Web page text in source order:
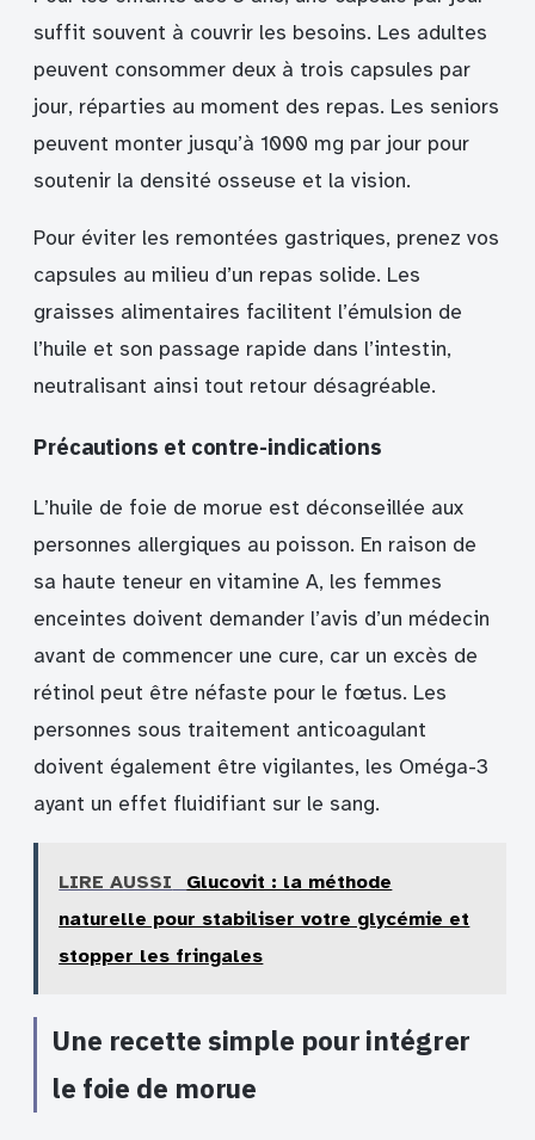
suffit souvent à couvrir les besoins. Les adultes
peuvent consommer deux à trois capsules par
jour, réparties au moment des repas. Les seniors
peuvent monter jusqu’à 1000 mg par jour pour
soutenir la densité osseuse et la vision.
Pour éviter les remontées gastriques, prenez vos
capsules au milieu d’un repas solide. Les
graisses alimentaires facilitent l’émulsion de
l’huile et son passage rapide dans l’intestin,
neutralisant ainsi tout retour désagréable.
Précautions et contre-indications
L’huile de foie de morue est déconseillée aux
personnes allergiques au poisson. En raison de
sa haute teneur en vitamine A, les femmes
enceintes doivent demander l’avis d’un médecin
avant de commencer une cure, car un excès de
rétinol peut être néfaste pour le fœtus. Les
personnes sous traitement anticoagulant
doivent également être vigilantes, les Oméga-3
ayant un effet fluidifiant sur le sang.
LIRE AUSSI
Glucovit : la méthode
naturelle pour stabiliser votre glycémie et
stopper les fringales
Une recette simple pour intégrer
le foie de morue